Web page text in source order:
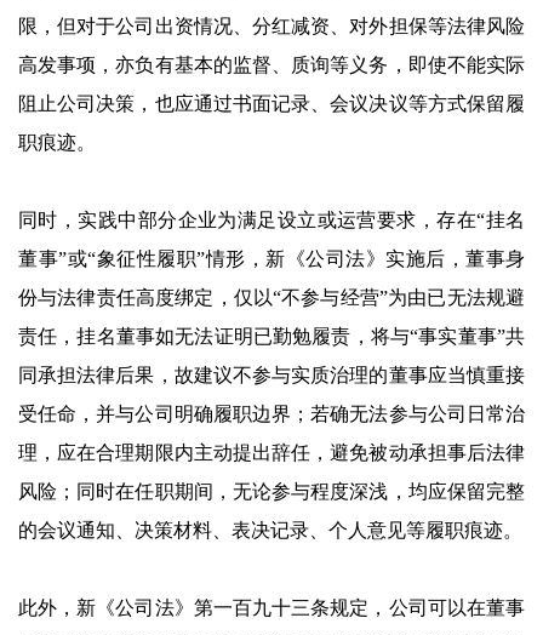
限，但对于公司出资情况、分红减资、对外担保等法律风险
高发事项，亦负有基本的监督、质询等义务，即使不能实际
阻止公司决策，也应通过书面记录、会议决议等方式保留履
职痕迹。
同时，实践中部分企业为满足设立或运营要求，存在“挂名
董事”或“象征性履职”情形，新《公司法》实施后，董事身
份与法律责任高度绑定，仅以“不参与经营”为由已无法规避
责任，挂名董事如无法证明已勤勉履责，将与“事实董事”共
同承担法律后果，故建议不参与实质治理的董事应当慎重接
受任命，并与公司明确履职边界；若确无法参与公司日常治
理，应在合理期限内主动提出辞任，避免被动承担事后法律
风险；同时在任职期间，无论参与程度深浅，均应保留完整
的会议通知、决策材料、表决记录、个人意见等履职痕迹。
此外，新《公司法》第一百九十三条规定，公司可以在董事